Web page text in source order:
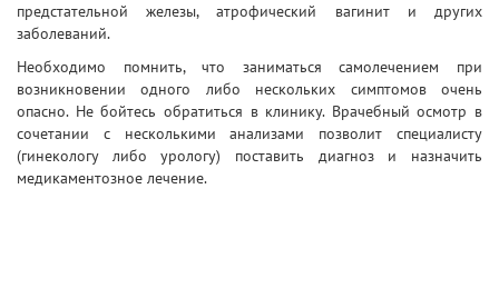
предстательной железы, атрофический вагинит и других
заболеваний.
Необходимо помнить, что заниматься самолечением при
возникновении одного либо нескольких симптомов очень
опасно. Не бойтесь обратиться в клинику. Врачебный осмотр в
сочетании с несколькими анализами позволит специалисту
(гинекологу либо урологу) поставить диагноз и назначить
медикаментозное лечение.